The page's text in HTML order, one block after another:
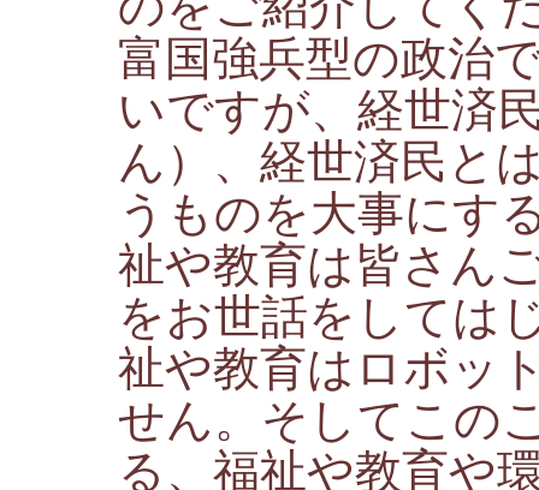
富国強兵型の政治
いですが、経世済
ん）、経世済民と
うものを大事に
祉や教育は皆さん
をお世話をしては
祉や教育はロボッ
せん。そしてこの
る、福祉や教育や